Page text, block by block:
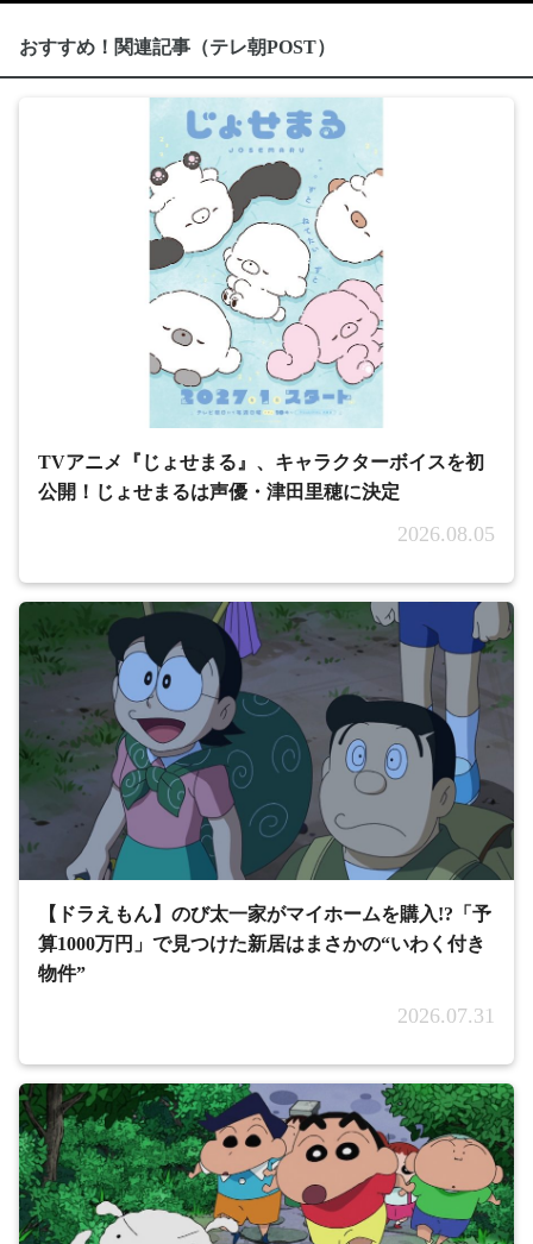
おすすめ！関連記事（テレ朝POST）
TVアニメ『じょせまる』、キャラクターボイスを初
公開！じょせまるは声優・津田里穂に決定
2026.08.05
【ドラえもん】のび太一家がマイホームを購入!?「予
算1000万円」で見つけた新居はまさかの“いわく付き
物件”
2026.07.31